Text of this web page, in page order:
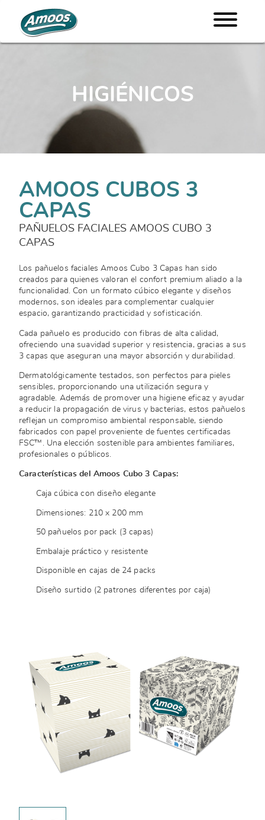
HIGIÉNICOS
AMOOS CUBOS 3
CAPAS
PAÑUELOS FACIALES AMOOS CUBO 3
CAPAS
Los pañuelos faciales Amoos Cubo 3 Capas han sido
creados para quienes valoran el confort premium aliado a la
funcionalidad. Con un formato cúbico elegante y diseños
modernos, son ideales para complementar cualquier
espacio, garantizando practicidad y sofisticación.
Cada pañuelo es producido con fibras de alta calidad,
ofreciendo una suavidad superior y resistencia, gracias a sus
3 capas que aseguran una mayor absorción y durabilidad.
Dermatológicamente testados, son perfectos para pieles
sensibles, proporcionando una utilización segura y
agradable. Además de promover una higiene eficaz y ayudar
a reducir la propagación de virus y bacterias, estos pañuelos
reflejan un compromiso ambiental responsable, siendo
fabricados con papel proveniente de fuentes certificadas
FSC™. Una elección sostenible para ambientes familiares,
profesionales o públicos.
Características del Amoos Cubo 3 Capas:
Caja cúbica con diseño elegante
Dimensiones: 210 x 200 mm
50 pañuelos por pack (3 capas)
Embalaje práctico y resistente
Disponible en cajas de 24 packs
Diseño surtido (2 patrones diferentes por caja)